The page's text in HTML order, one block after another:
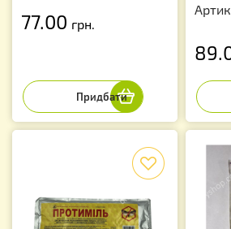
77.00 грн.